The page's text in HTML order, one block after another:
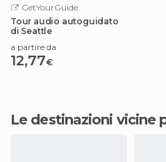
GetYourGuide
Tour audio autoguidato
di Seattle
a partire da
12,77€
Le destinazioni vicine